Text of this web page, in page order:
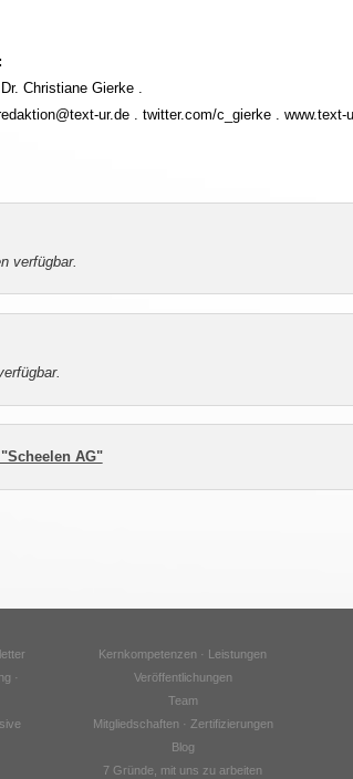
Christiane Gierke .
ur.de . twitter.com/c_gierke . www.text-
verfügbar.
AG"
·
Kernkompetenzen · Leistungen
Veröffentlichungen
Team
Mitgliedschaften · Zertifizierungen
Blog
7 Gründe, mit uns zu arbeiten